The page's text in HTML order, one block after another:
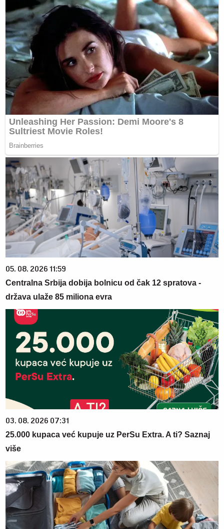
05. 08. 2026 11:59
Centralna Srbija dobija bolnicu od čak 12 spratova -
država ulaže 85 miliona evra
03. 08. 2026 07:31
25.000 kupaca već kupuje uz PerSu Extra. A ti? Saznaj
više